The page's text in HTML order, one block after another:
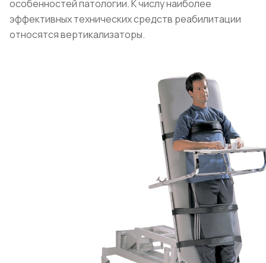
особенностей патологии. К числу наиболее
эффективных технических средств реабилитации
относятся вертикализаторы.